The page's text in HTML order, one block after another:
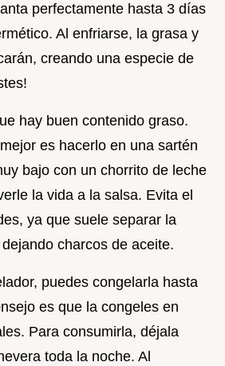
perfectamente hasta 3 días
Al enfriarse, la grasa y
creando una especie de
hay buen contenido graso.
es hacerlo en una sartén
bajo con un chorrito de leche
la vida a la salsa. Evita el
ya que suele separar la
charcos de aceite.
puedes congelarla hasta
es que la congeles en
Para consumirla, déjala
toda la noche. Al